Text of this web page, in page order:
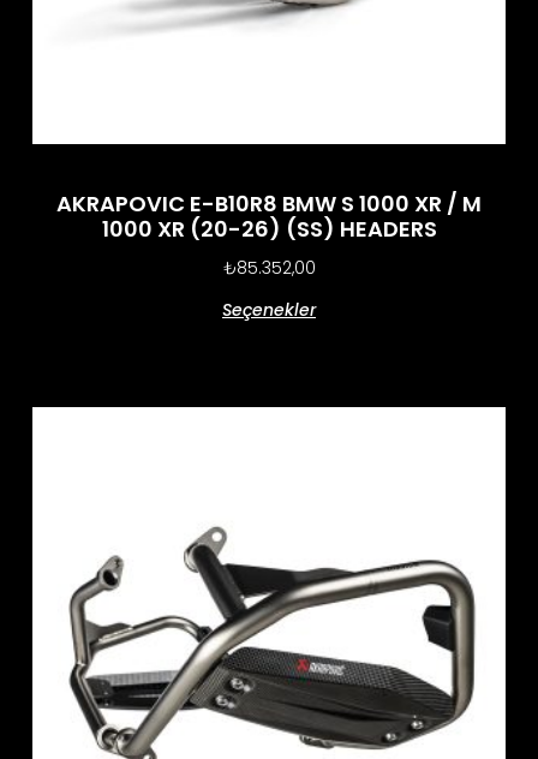
AKRAPOVIC E-B10R8 BMW S 1000 XR / M
1000 XR (20-26) (SS) HEADERS
₺85.352,00
Seçenekler